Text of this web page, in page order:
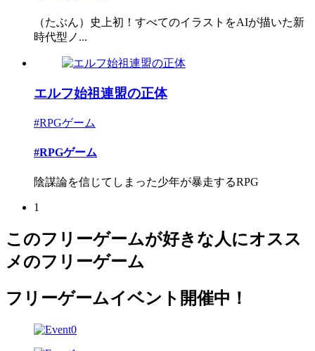
（たぶん）史上初！すべてのイラストをAIが描いた新
時代型ノ...
エルフ始祖連盟の正体
#RPGゲーム
#RPGゲーム
陰謀論を信じてしまった少年が暴走するRPG
1
このフリーゲームが好きな人にオスス
メのフリーゲーム
フリーゲームイベント開催中！